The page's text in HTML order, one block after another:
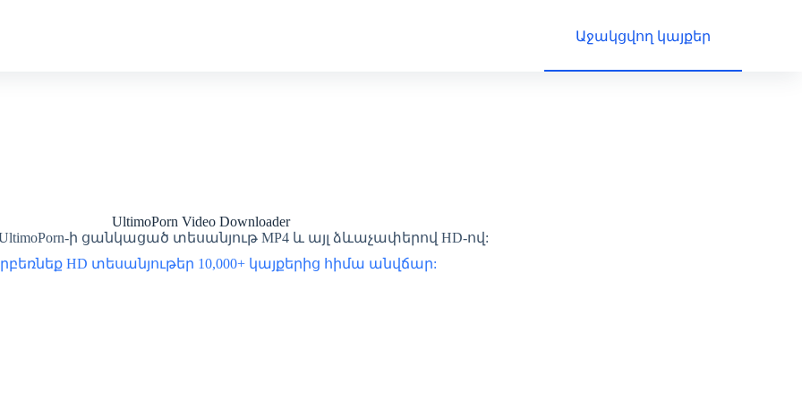
Աջակցվող կայքեր
UltimoPorn Video Downloader
ի ցանկացած տեսանյութ MP4 և այլ ձևաչափերով HD-ով:
HD տեսանյութեր 10,000+ կայքերից հիմա անվճար: